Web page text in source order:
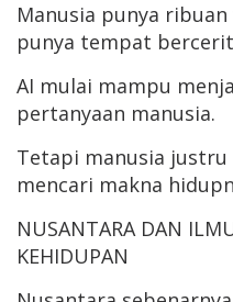
Manusia punya
punya tempat
AI mulai mampu
pertanyaan manusia.
Tetapi manusia
mencari makna
NUSANTARA DAN
KEHIDUPAN